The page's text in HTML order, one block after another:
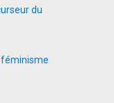
du
féminisme